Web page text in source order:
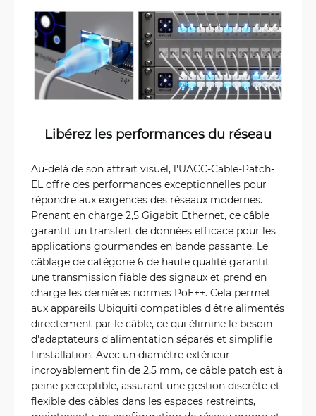
Libérez les performances du réseau
Au-delà de son attrait visuel, l'UACC-Cable-Patch-
EL offre des performances exceptionnelles pour
répondre aux exigences des réseaux modernes.
Prenant en charge 2,5 Gigabit Ethernet, ce câble
garantit un transfert de données efficace pour les
applications gourmandes en bande passante. Le
câblage de catégorie 6 de haute qualité garantit
une transmission fiable des signaux et prend en
charge les dernières normes PoE++. Cela permet
aux appareils Ubiquiti compatibles d'être alimentés
directement par le câble, ce qui élimine le besoin
d'adaptateurs d'alimentation séparés et simplifie
l'installation. Avec un diamètre extérieur
incroyablement fin de 2,5 mm, ce câble patch est à
peine perceptible, assurant une gestion discrète et
flexible des câbles dans les espaces restreints,